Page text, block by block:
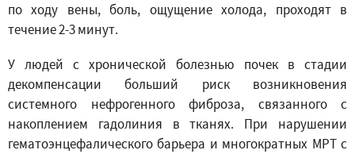
по ходу вены, боль, ощущение холода, проходят в
течение 2-3 минут.
У людей с хронической болезнью почек в стадии
декомпенсации больший риск возникновения
системного нефрогенного фиброза, связанного с
накоплением гадолиния в тканях. При нарушении
гематоэнцефалического барьера и многократных МРТ с